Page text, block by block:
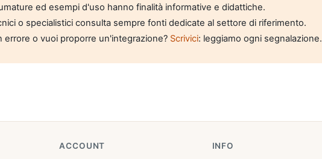
ed esempi d'uso hanno finalità informative e didattiche.
o specialistici consulta sempre fonti dedicate al settore di riferimento.
errore o vuoi proporre un'integrazione? Scrivici: leggiamo ogni segnalazione.
ACCOUNT INFO